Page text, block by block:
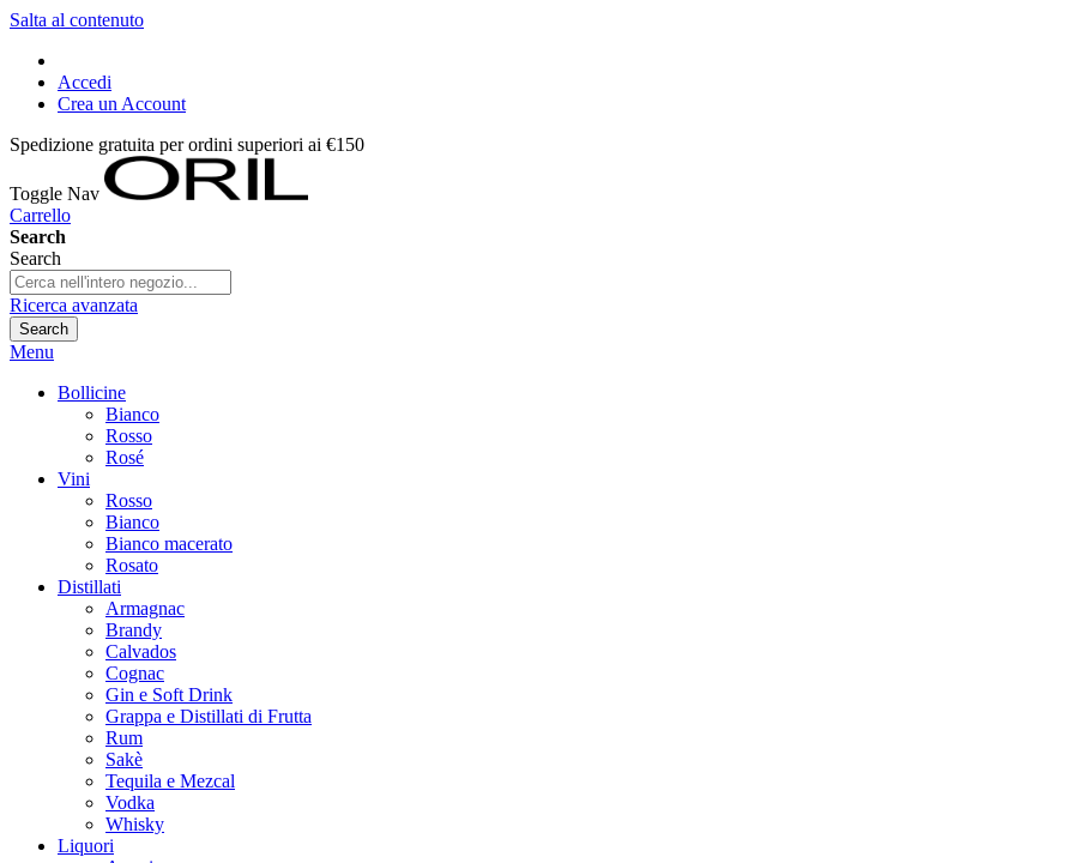
Salta al contenuto
Accedi
Crea un Account
Spedizione gratuita per ordini superiori ai €150
Toggle Nav
Carrello
Search
Search
Ricerca avanzata
Search
Menu
Bollicine
Bianco
Rosso
Rosé
Vini
Rosso
Bianco
Bianco macerato
Rosato
Distillati
Armagnac
Brandy
Calvados
Cognac
Gin e Soft Drink
Grappa e Distillati di Frutta
Rum
Sakè
Tequila e Mezcal
Vodka
Whisky
Liquori